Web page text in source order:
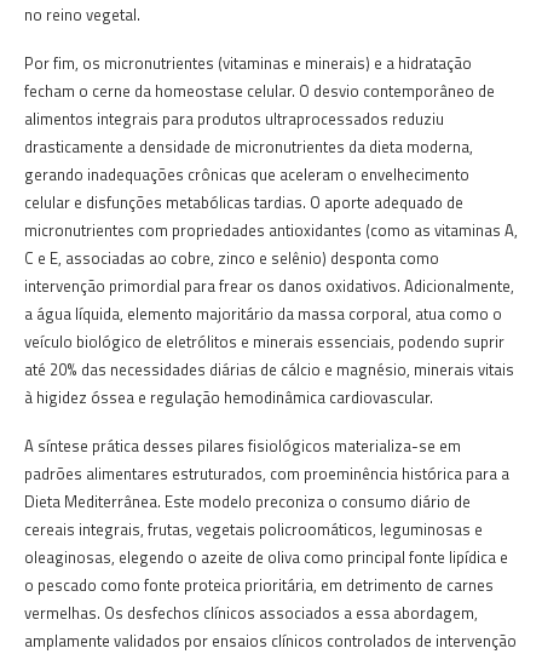
no reino vegetal.
Por fim, os micronutrientes (vitaminas e minerais) e a hidratação
fecham o cerne da homeostase celular. O desvio contemporâneo de
alimentos integrais para produtos ultraprocessados reduziu
drasticamente a densidade de micronutrientes da dieta moderna,
gerando inadequações crônicas que aceleram o envelhecimento
celular e disfunções metabólicas tardias. O aporte adequado de
micronutrientes com propriedades antioxidantes (como as vitaminas A,
C e E, associadas ao cobre, zinco e selênio) desponta como
intervenção primordial para frear os danos oxidativos. Adicionalmente,
a água líquida, elemento majoritário da massa corporal, atua como o
veículo biológico de eletrólitos e minerais essenciais, podendo suprir
até 20% das necessidades diárias de cálcio e magnésio, minerais vitais
à higidez óssea e regulação hemodinâmica cardiovascular.
A síntese prática desses pilares fisiológicos materializa-se em
padrões alimentares estruturados, com proeminência histórica para a
Dieta Mediterrânea. Este modelo preconiza o consumo diário de
cereais integrais, frutas, vegetais policroomáticos, leguminosas e
oleaginosas, elegendo o azeite de oliva como principal fonte lipídica e
o pescado como fonte proteica prioritária, em detrimento de carnes
vermelhas. Os desfechos clínicos associados a essa abordagem,
amplamente validados por ensaios clínicos controlados de intervenção